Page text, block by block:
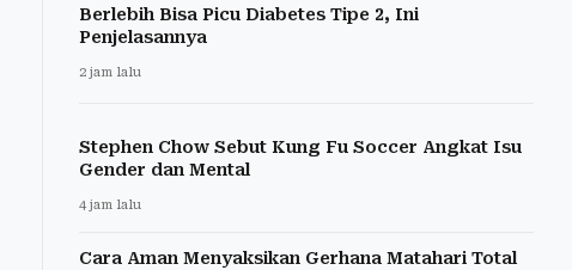
Berlebih Bisa Picu Diabetes Tipe 2, Ini
Penjelasannya
2 jam lalu
Stephen Chow Sebut Kung Fu Soccer Angkat Isu
Gender dan Mental
4 jam lalu
Cara Aman Menyaksikan Gerhana Matahari Total